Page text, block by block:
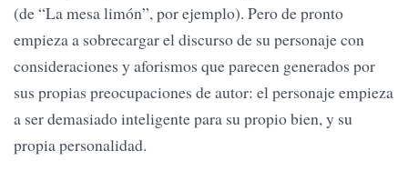
(de “La mesa limón”, por ejemplo). Pero de pronto
empieza a sobrecargar el discurso de su personaje con
consideraciones y aforismos que parecen generados por
sus propias preocupaciones de autor: el personaje empieza
a ser demasiado inteligente para su propio bien, y su
propia personalidad.